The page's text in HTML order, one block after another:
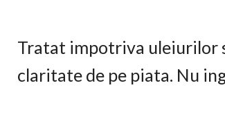
Tratat impotriva uleiurilor
claritate de pe piata. Nu